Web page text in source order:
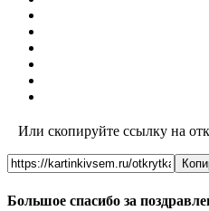
Или скопируйте ссылку на
Большое спасибо за